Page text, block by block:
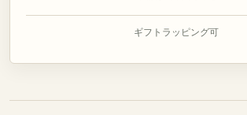
ギフトラッピング可